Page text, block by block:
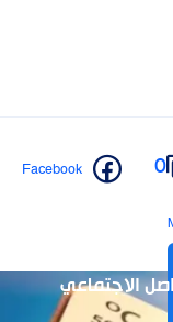
0
Facebook
الاجتماعي